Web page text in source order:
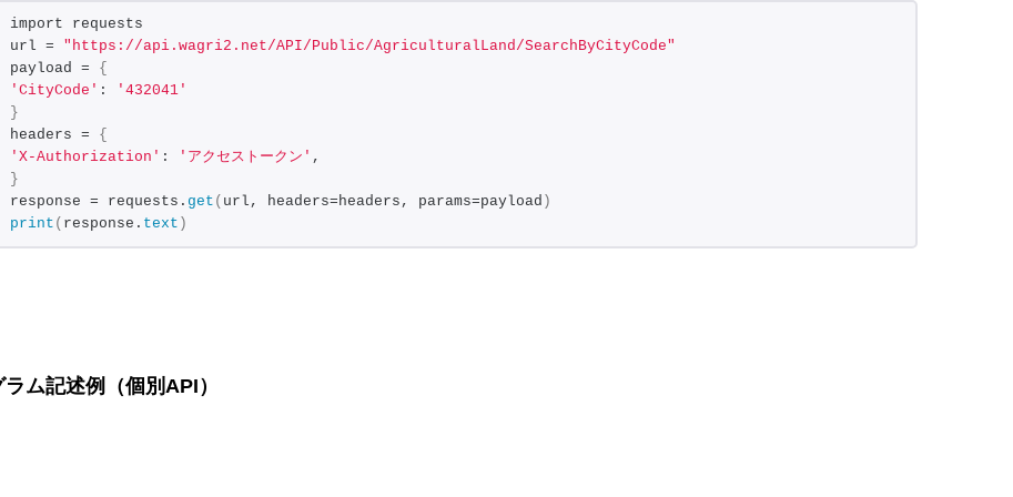
import requests
url = "https://api.wagri2.net/API/Public/AgriculturalLand/SearchByCityCode"
payload = {
'CityCode' :
'432041'
}
headers = {
'X-Authorization' : 'アクセストークン' ,
}
response = requests. get ( url, headers=headers, params=payload )
print ( response. text )
ム記述例（個別API）